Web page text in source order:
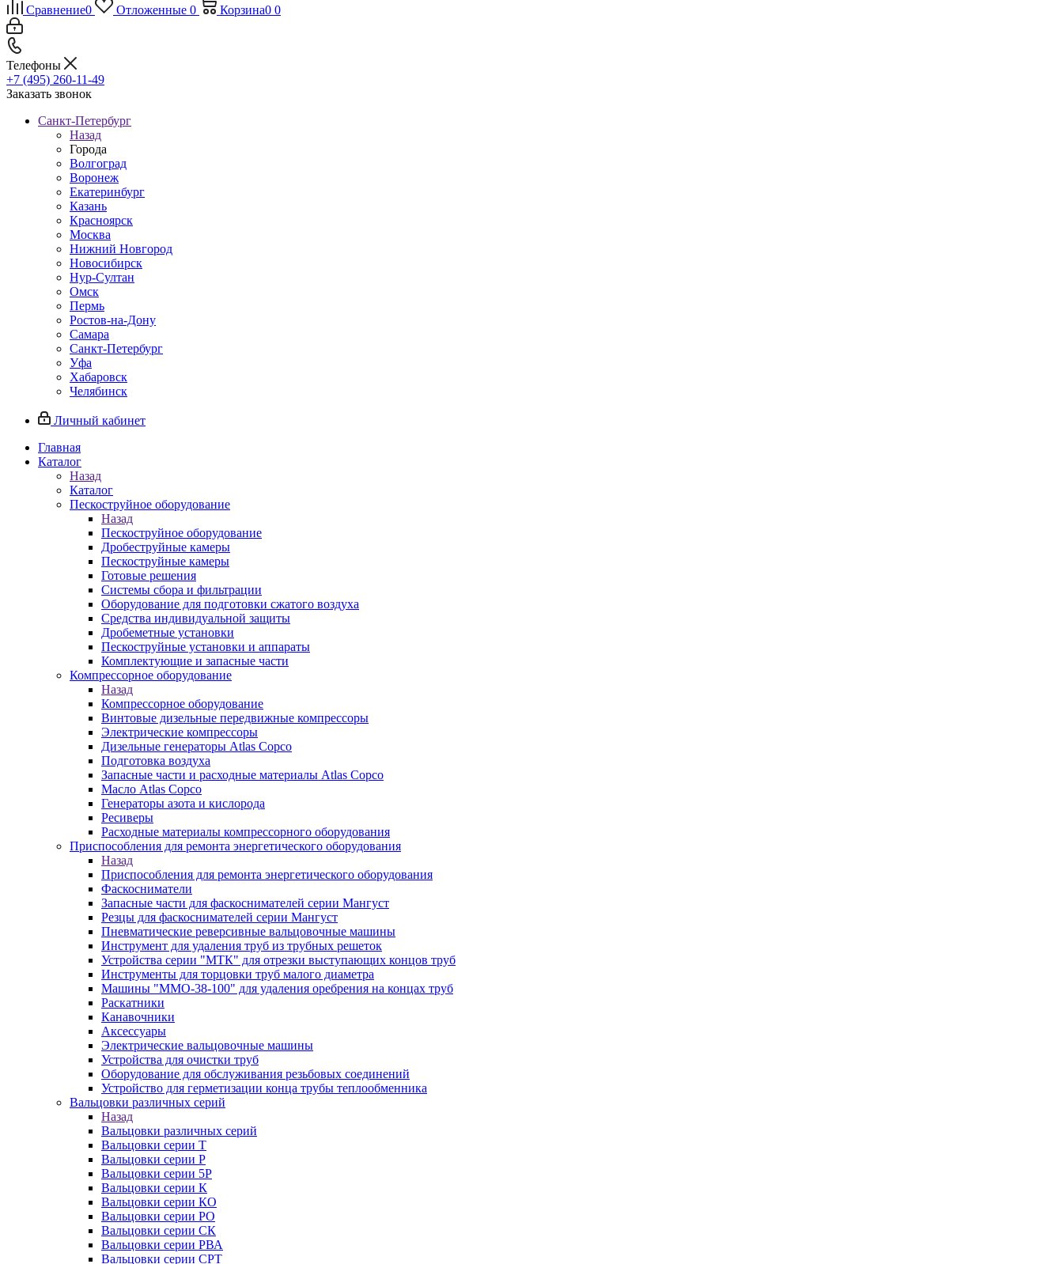
Сравнение0 Отложенные 0 Корзина0 0
Телефоны
+7 (495) 260-11-49
Заказать звонок
Санкт-Петербург
Назад
Города
Волгоград
Воронеж
Екатеринбург
Казань
Красноярск
Москва
Нижний Новгород
Новосибирск
Нур-Султан
Омск
Пермь
Ростов-на-Дону
Самара
Санкт-Петербург
Уфа
Хабаровск
Челябинск
Личный кабинет
Главная
Каталог
Назад
Каталог
Пескоструйное оборудование
Назад
Пескоструйное оборудование
Дробеструйные камеры
Пескоструйные камеры
Готовые решения
Системы сбора и фильтрации
Оборудование для подготовки сжатого воздуха
Средства индивидуальной защиты
Дробеметные установки
Пескоструйные установки и аппараты
Комплектующие и запасные части
Компрессорное оборудование
Назад
Компрессорное оборудование
Винтовые дизельные передвижные компрессоры
Электрические компрессоры
Дизельные генераторы Atlas Copco
Подготовка воздуха
Запасные части и расходные материалы Atlas Copco
Масло Atlas Copco
Генераторы азота и кислорода
Ресиверы
Расходные материалы компрессорного оборудования
Приспособления для ремонта энергетического оборудования
Назад
Приспособления для ремонта энергетического оборудования
Фаскосниматели
Запасные части для фаскоснимателей серии Мангуст
Резцы для фаскоснимателей серии Мангуст
Пневматические реверсивные вальцовочные машины
Инструмент для удаления труб из трубных решеток
Устройства серии "МТК" для отрезки выступающих концов труб
Инструменты для торцовки труб малого диаметра
Машины "ММО-38-100" для удаления оребрения на концах труб
Раскатники
Канавочники
Аксессуары
Электрические вальцовочные машины
Устройства для очистки труб
Оборудование для обслуживания резьбовых соединений
Устройство для герметизации конца трубы теплообменника
Вальцовки различных серий
Назад
Вальцовки различных серий
Вальцовки серии Т
Вальцовки серии Р
Вальцовки серии 5Р
Вальцовки серии К
Вальцовки серии КО
Вальцовки серии РО
Вальцовки серии СК
Вальцовки серии РВА
Вальцовки серии СРТ